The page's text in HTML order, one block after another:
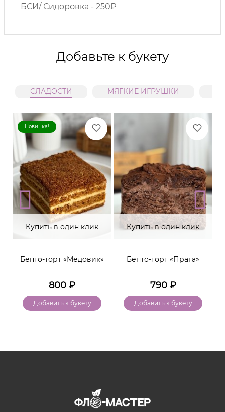
БСИ/ Сидоровка - 250₽
Добавьте к букету
СЛАДОСТИ МЯГКИЕ ИГРУШКИ
Новинка!
Купить в один клик
Бенто-торт «Медовик»
800 ₽
Добавить к букету
Купить в один клик
Бенто-торт «Прага»
790₽
Добавить к букету